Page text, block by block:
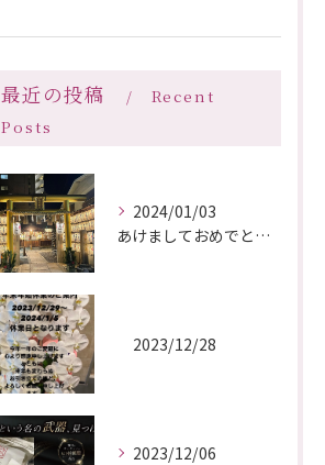
最近の投稿
Recent
Posts
2024/01/03
あけましておめでとうございます🎍
2023/12/28
2023/12/06